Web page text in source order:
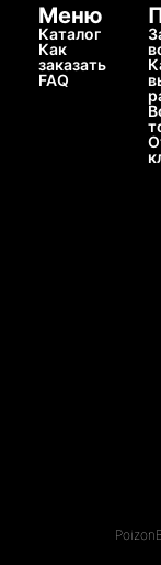
Меню
Каталог
Как
заказать
FAQ